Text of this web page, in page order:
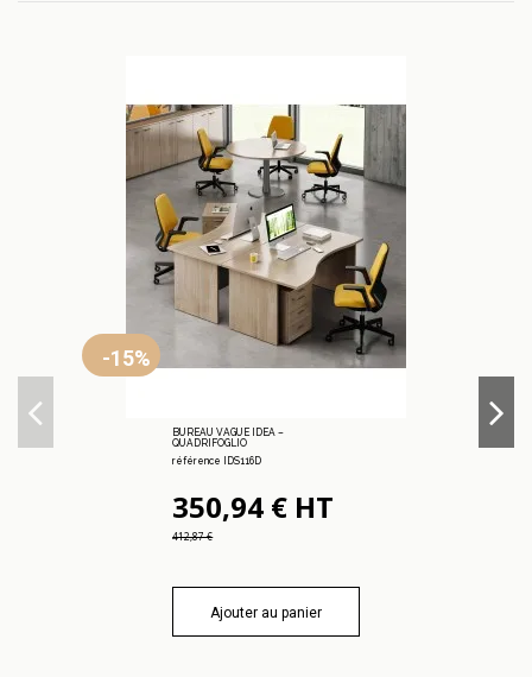
-15%
BUREAU VAGUE IDEA –
QUADRIFOGLIO
référence IDS116D
350,94 € HT
412,87 €
Ajouter au panier